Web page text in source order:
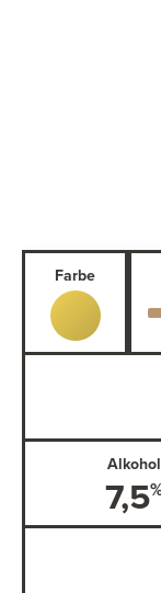
Farbe
Alkohol
7,5